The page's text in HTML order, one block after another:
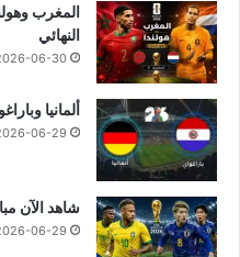
المغرب
النهائي
06-30
ألمانيا
06-29
شاهد الآن
06-29